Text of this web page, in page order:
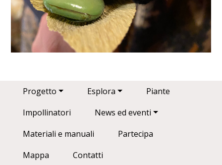
Main navigation
Progetto Esplora
Piante
Impollinatori
News ed eventi
Materiali e manuali
Partecipa
Mappa
Contatti